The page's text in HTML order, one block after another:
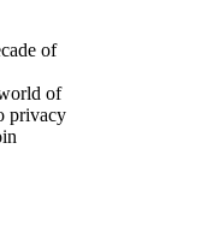
of
of
privacy